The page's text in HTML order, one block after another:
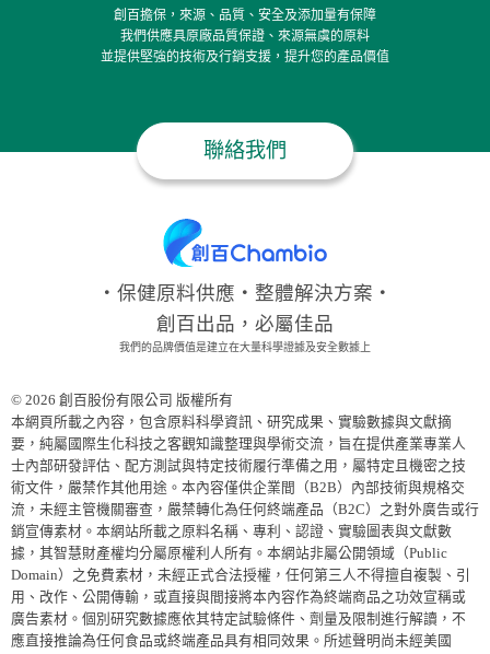
創百擔保，來源、品質、安全及添加量有保障
我們供應具原廠品質保證、來源無虞的原料
並提供堅強的技術及行銷支援，提升您的產品價值
聯絡我們
‧保健原料供應‧整體解決方案‧
創百出品，必屬佳品
我們的品牌價值是建立在大量科學證據及安全數據上
© 2026 創百股份有限公司 版權所有
本網頁所載之內容，包含原料科學資訊、研究成果、實驗數據與文獻摘
要，純屬國際生化科技之客觀知識整理與學術交流，旨在提供產業專業人
士內部研發評估、配方測試與特定技術履行準備之用，屬特定且機密之技
術文件，嚴禁作其他用途。本內容僅供企業間（B2B）內部技術與規格交
流，未經主管機關審查，嚴禁轉化為任何終端產品（B2C）之對外廣告或行
銷宣傳素材。本網站所載之原料名稱、專利、認證、實驗圖表與文獻數
據，其智慧財產權均分屬原權利人所有。本網站非屬公開領域（Public
Domain）之免費素材，未經正式合法授權，任何第三人不得擅自複製、引
用、改作、公開傳輸，或直接與間接將本內容作為終端商品之功效宣稱或
廣告素材。個別研究數據應依其特定試驗條件、劑量及限制進行解讀，不
應直接推論為任何食品或終端產品具有相同效果。所述聲明尚未經美國